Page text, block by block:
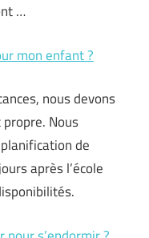
…
mon enfant ?
nous devons
Nous
de
après l’école